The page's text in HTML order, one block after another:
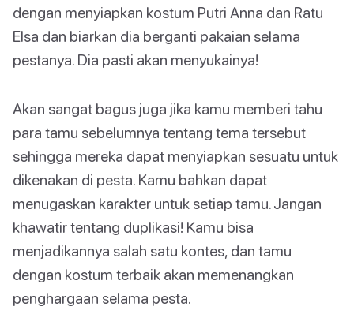
dengan menyiapkan kostum Putri Anna dan Ratu
Elsa dan biarkan dia berganti pakaian selama
pestanya. Dia pasti akan menyukainya!
Akan sangat bagus juga jika kamu memberi tahu
para tamu sebelumnya tentang tema tersebut
sehingga mereka dapat menyiapkan sesuatu untuk
dikenakan di pesta. Kamu bahkan dapat
menugaskan karakter untuk setiap tamu. Jangan
khawatir tentang duplikasi! Kamu bisa
menjadikannya salah satu kontes, dan tamu
dengan kostum terbaik akan memenangkan
penghargaan selama pesta.